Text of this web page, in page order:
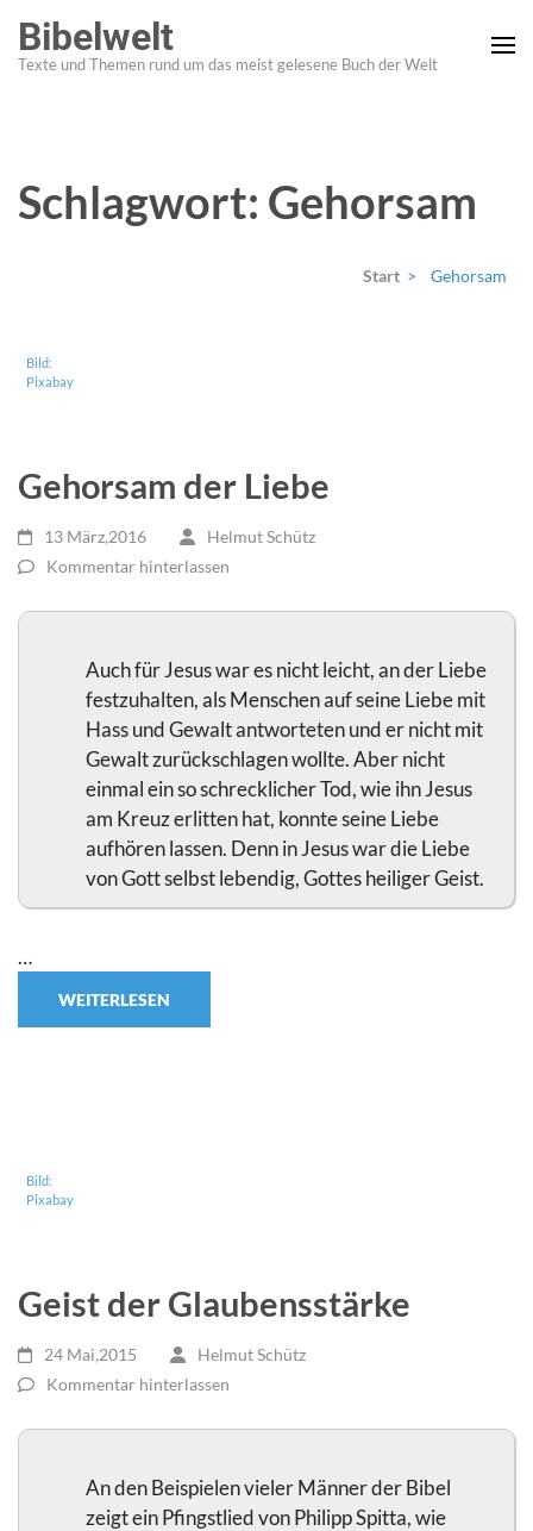
Inhalt
springen
Bibelwelt
Texte und Themen rund um das meist gelesene Buch der Welt
Schlagwort: Gehorsam
Start > Gehorsam
Bild:
Pixabay
Gehorsam der Liebe
13 März,2016
Helmut Schütz
Kommentar hinterlassen
Auch für Jesus war es nicht leicht, an der Liebe
festzuhalten, als Menschen auf seine Liebe mit
Hass und Gewalt antworteten und er nicht mit
Gewalt zurückschlagen wollte. Aber nicht
einmal ein so schrecklicher Tod, wie ihn Jesus
am Kreuz erlitten hat, konnte seine Liebe
aufhören lassen. Denn in Jesus war die Liebe
von Gott selbst lebendig, Gottes heiliger Geist.
…
WEITERLESEN
Bild:
Pixabay
Geist der Glaubensstärke
24 Mai,2015
Helmut Schütz
Kommentar hinterlassen
An den Beispielen vieler Männer der Bibel
zeigt ein Pfingstlied von Philipp Spitta, wie